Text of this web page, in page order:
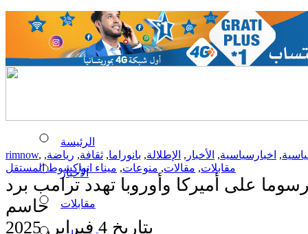
الرئيسة
الأخبار
مقابلات
rimnow, , اخبارسياسية, الأخبار , الإطلالة, بانوراما, ثقافة, رياضة,
مقابلات, مقالات, منوعات, ميناء انواكشوط المستقل
على أميركا وأوروبا تهدد ترامب برد
حاسم
بتاريخ 4 فبراير, 2025